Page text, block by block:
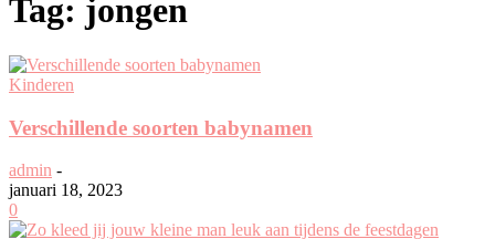
Tag: jongen
Kinderen
Verschillende soorten babynamen
admin -
januari 18, 2023
0